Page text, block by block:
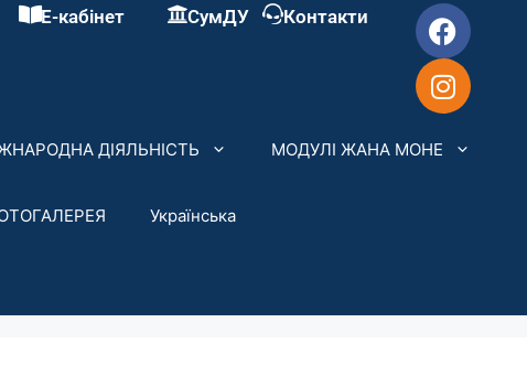
Е-кабінет СумДУ Контакти
ДІЯЛЬНІСТЬ МОДУЛІ ЖАНА МОНЕ
Українська